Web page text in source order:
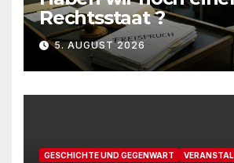
Rechtsstaat ?
5. AUGUST 2026
GESCHICHTE UND GEGENWART